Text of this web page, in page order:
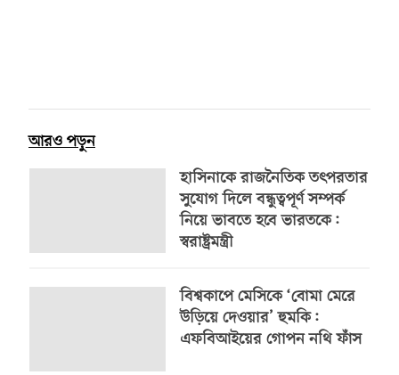
আরও পড়ুন
হাসিনাকে রাজনৈতিক তৎপরতার
সুযোগ দিলে বন্ধুত্বপূর্ণ সম্পর্ক
নিয়ে ভাবতে হবে ভারতকে:
স্বরাষ্ট্রমন্ত্রী
বিশ্বকাপে মেসিকে ‘বোমা মেরে
উড়িয়ে দেওয়ার’ হুমকি:
এফবিআইয়ের গোপন নথি ফাঁস